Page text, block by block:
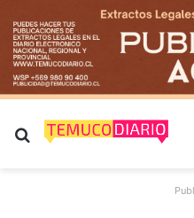
Buscar por